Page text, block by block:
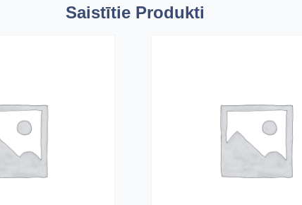
Saistītie Produkti